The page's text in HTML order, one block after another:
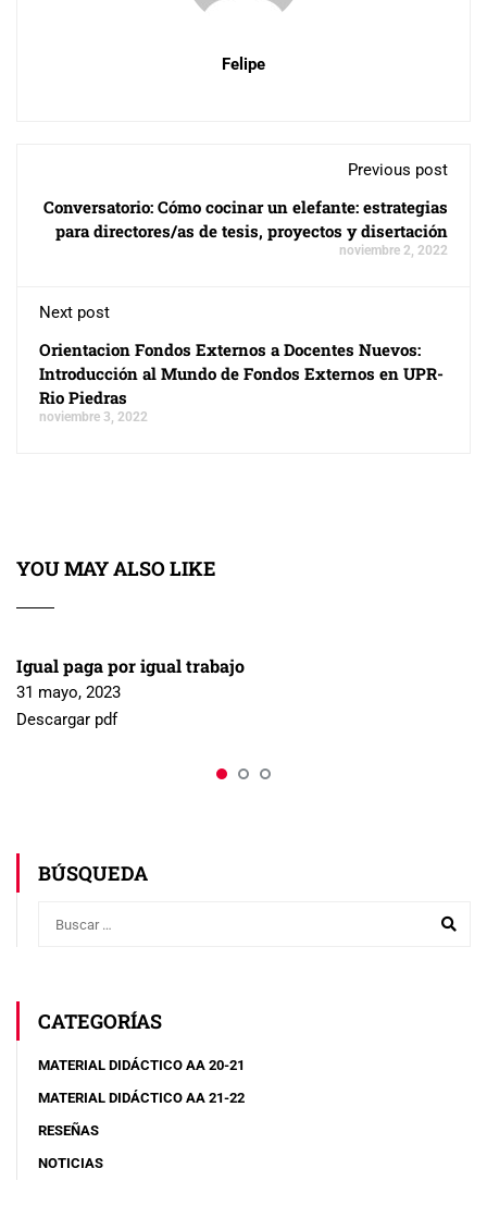
Felipe
Previous post
Conversatorio: Cómo cocinar un elefante: estrategias
para directores/as de tesis, proyectos y disertación
noviembre 2, 2022
Next post
Orientacion Fondos Externos a Docentes Nuevos:
Introducción al Mundo de Fondos Externos en UPR-
Rio Piedras
noviembre 3, 2022
YOU MAY ALSO LIKE
Igual paga por igual trabajo
31 mayo, 2023
Descargar pdf
BÚSQUEDA
CATEGORÍAS
MATERIAL DIDÁCTICO AA 20-21
MATERIAL DIDÁCTICO AA 21-22
RESEÑAS
NOTICIAS